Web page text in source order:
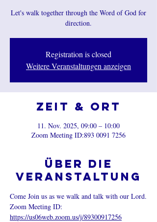
Let's walk together through the Word of God for
direction.
Registration is closed
Weitere Veranstaltungen anzeigen
Zeit & Ort
11. Nov. 2025, 09:00 – 10:00
Zoom Meeting ID:893 0091 7256
Über die
Veranstaltung
Come Join us as we walk and talk with our Lord.
Zoom Meeting ID:
https://us06web.zoom.us/j/89300917256